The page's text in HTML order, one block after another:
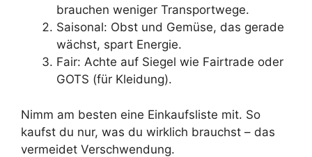
brauchen weniger Transportwege.
Saisonal: Obst und Gemüse, das gerade
wächst, spart Energie.
Fair: Achte auf Siegel wie Fairtrade oder
GOTS (für Kleidung).
Nimm am besten eine Einkaufsliste mit. So
kaufst du nur, was du wirklich brauchst – das
vermeidet Verschwendung.